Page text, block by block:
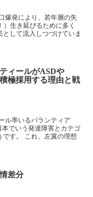
爆発により、若年層の失
生き延びるために多く
して流入しつづけていま
ィールがASDや
極採用する理由と戦
ル率いるパランティア
でいう発達障害とカテゴ
です。 これ、左翼の理想
差分